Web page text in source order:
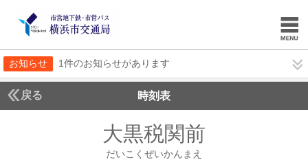
お知らせ 1件のお知らせがあります
戻る 時刻表
大黒税関前
だいこくぜいかんまえ